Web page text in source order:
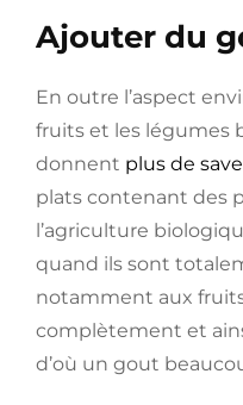
Ajouter du
En outre l’aspect
fruits et les légumes
donnent plus de
plats contenant des
l’agriculture
quand ils sont
notamment aux
complètement et
d’où un gout